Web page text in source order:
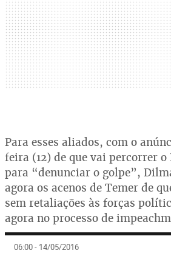
Para esses aliados, com o
feira (12) de que vai percorrer o
para “denunciar o golpe”,
agora os acenos de Temer de
sem retaliações às forças
agora no processo de
06:00 - 14/05/2016